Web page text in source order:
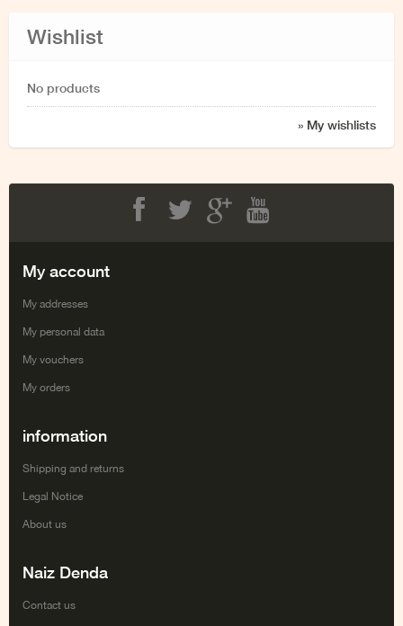
Wishlist
No products
» My wishlists
My account
My addresses
My personal data
My vouchers
My orders
information
Shipping and returns
Legal Notice
About us
Naiz Denda
Contact us